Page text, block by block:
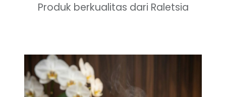
Produk berkualitas dari Raletsia